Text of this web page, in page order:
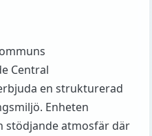
Central
en strukturerad
Enheten
stödjande atmosfär där